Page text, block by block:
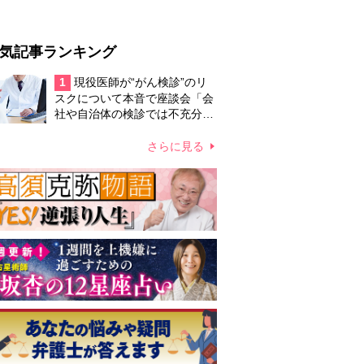
記事ランキング
1
現役医師が“がん検診”のリ
スクについて本音で座談会「会
社や自治体の検診では不充分」
「一般的な健康を意識した生
さらに見る